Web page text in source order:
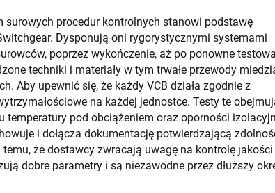
surowych procedur kontrolnych stanowi podstawę
Dysponują oni rygorystycznymi systemami
poprzez wykończenie, aż po ponowne
techniki i materiały w tym trwałe przewody
Aby upewnić się, że każdy VCB działa zgodnie z
na każdej jednostce. Testy te
pod obciążeniem oraz oporności
i dołącza dokumentację potwierdzającą
że dostawcy zwracają uwagę na kontrolę
dobre parametry i są niezawodne przez dłuższy